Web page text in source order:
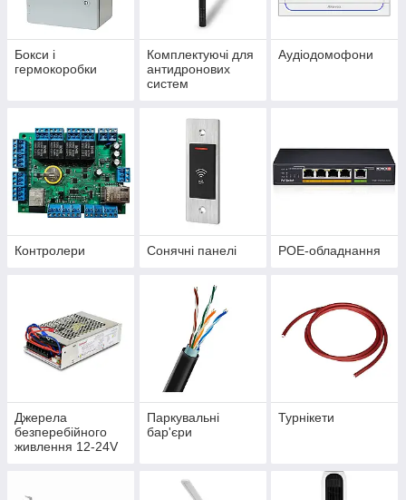
Бокси і
гермокоробки
Комплектуючі для
антидронових
систем
Аудіодомофони
Контролери Сонячні панелі POE-обладнання
Джерела
безперебійного
живлення 12-24V
Паркувальні
бар'єри
Турнікети